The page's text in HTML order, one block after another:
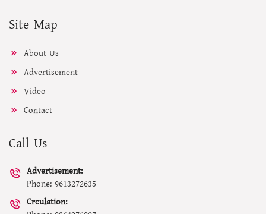
Site Map
About Us
Advertisement
Video
Contact
Call Us
Advertisement:
Phone: 9613272635
Crculation: